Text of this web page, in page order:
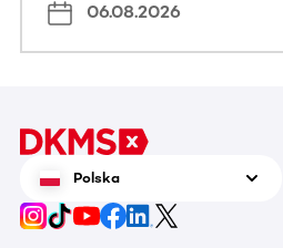
06.08.2026
Polska